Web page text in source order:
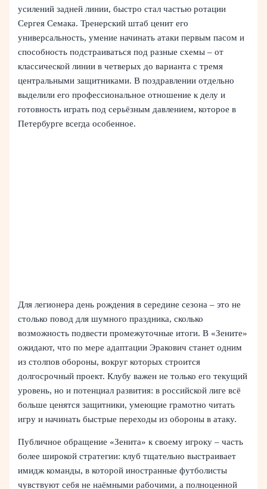
усилений задней линии, быстро стал частью ротации
Сергея Семака. Тренерский штаб ценит его
универсальность, умение начинать атаки первым пасом и
способность подстраиваться под разные схемы – от
классической линии в четверых до варианта с тремя
центральными защитниками. В поздравлении отдельно
выделили его профессиональное отношение к делу и
готовность играть под серьёзным давлением, которое в
Петербурге всегда особенное.
Для легионера день рождения в середине сезона – это не
столько повод для шумного праздника, сколько
возможность подвести промежуточные итоги. В «Зените»
ожидают, что по мере адаптации Эракович станет одним
из столпов обороны, вокруг которых строится
долгосрочный проект. Клубу важен не только его текущий
уровень, но и потенциал развития: в российской лиге всё
больше ценятся защитники, умеющие грамотно читать
игру и начинать быстрые переходы из обороны в атаку.
Публичное обращение «Зенита» к своему игроку – часть
более широкой стратегии: клуб тщательно выстраивает
имидж команды, в которой иностранные футболисты
чувствуют себя не наёмными рабочими, а полноценной